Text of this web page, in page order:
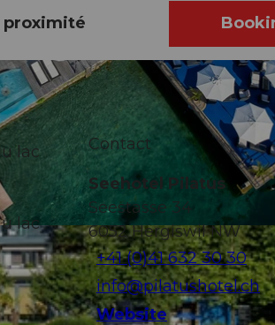
proximité
lac
lac
Contact
Seehotel Pilatus
Seestasse 34
6052Hergiswil NW
+41 (0)41 632 30 30
info@pilatushotel.ch
Website